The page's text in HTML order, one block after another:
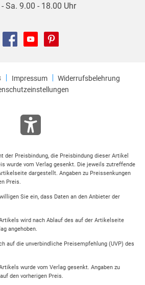
Sa. 9.00 - 18.00 Uhr
Impressum
Widerrufsbelehrung
der Preisbindung, die Preisbindung dieser Artikel
wurde vom Verlag gesenkt. Die jeweils zutreffende
dargestellt. Angaben zu Preissenkungen
Preis.
Sie ein, dass Daten an den Anbieter der
wird nach Ablauf des auf der Artikelseite
angehoben.
auf die unverbindliche Preisempfehlung (UVP) des
wurde vom Verlag gesenkt. Angaben zu
den vorherigen Preis.